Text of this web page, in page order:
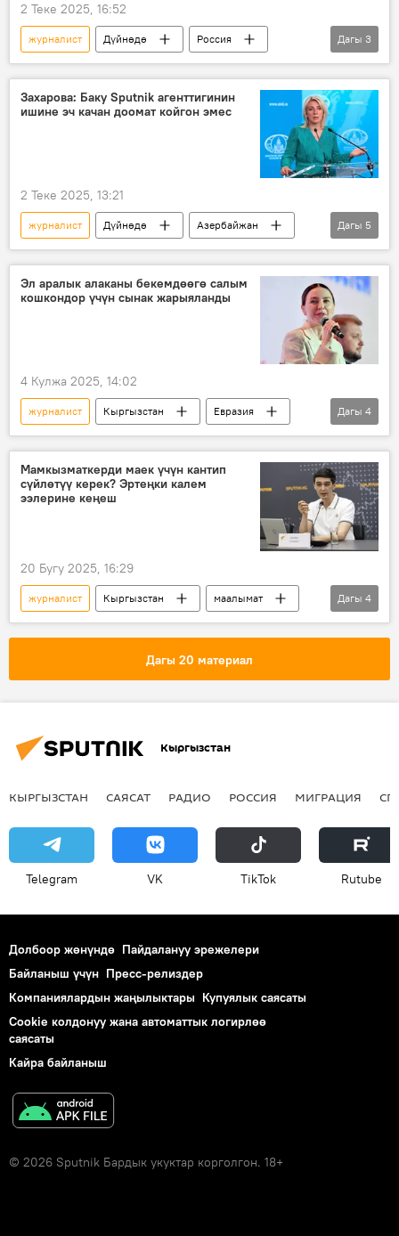
2 Теке 2025, 16:52
журналист Дүйнөдө
Россия
Азербайжан
Sputnik Кремль
Дагы 3
Захарова: Баку Sputnik агенттигинин
ишине эч качан доомат койгон эмес
2 Теке 2025, 13:21
журналист Дүйнөдө
Азербайжан
Россия
ТИМ
Мария Захарова
ЖМК
мамиле
Дагы 5
Эл аралык алаканы бекемдөөгө салым
кошкондор үчүн сынак жарыяланды
4 Кулжа 2025, 14:02
журналист Кыргызстан
Евразия
сынак
эл аралык
мамиле
Маданият
Дагы 4
Мамкызматкерди маек үчүн кантип
сүйлөтүү керек? Эртеңки калем
ээлерине кеңеш
20 Бугу 2025, 16:29
журналист Кыргызстан
маалымат
маек
мамлекеттик кызматкер
Дагы 4
Дагы 20 материал
Кыргызстан
КЫРГЫЗСТАН САЯСАТ РАДИО РОССИЯ МИГРАЦИЯ
Telegram VK ТikТоk Rutube
Долбоор жөнүндө Пайдалануу эрежелери
Байланыш үчүн Пресс-релиздер
Компаниялардын жаңылыктары Купуялык саясаты
Cookie колдонуу жана автоматтык логирлөө
саясаты
Кайра байланыш
© 2026 Sputnik Бардык укуктар корголгон. 18+